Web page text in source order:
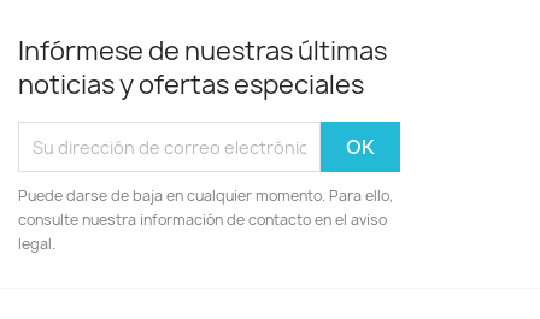
Infórmese de nuestras últimas
noticias y ofertas especiales
Puede darse de baja en cualquier momento. Para ello,
consulte nuestra información de contacto en el aviso
legal.